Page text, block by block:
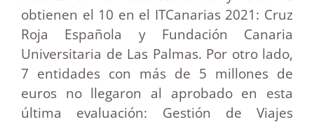
obtienen el 10 en el ITCanarias 2021: Cruz
Roja Española y Fundación Canaria
Universitaria de Las Palmas. Por otro lado,
7 entidades con más de 5 millones de
euros no llegaron al aprobado en esta
última evaluación: Gestión de Viajes